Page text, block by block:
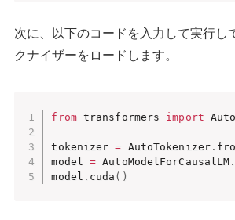
次に、以下のコードを入力して実行し
クナイザーをロードします。
from transformers import
tokenizer = AutoTokenizer.
model = AutoModelForCausalLM .
model . cuda ( )